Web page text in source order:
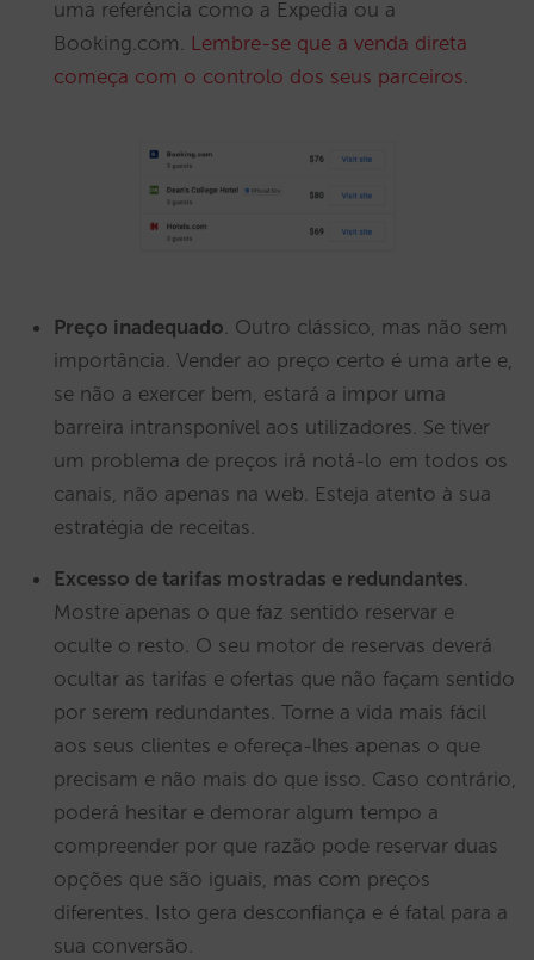
uma referência como a Expedia ou a
Booking.com. Lembre-se que a venda direta
começa com o controlo dos seus parceiros
Preço inadequado. Outro clássico, mas não sem
importância. Vender ao preço certo é uma arte e,
se não a exercer bem, estará a impor uma
barreira intransponível aos utilizadores. Se tiver
um problema de preços irá notá-lo em todos os
canais, não apenas na web. Esteja atento à sua
estratégia de receitas.
Excesso de tarifas mostradas e redundantes.
Mostre apenas o que faz sentido reservar e
oculte o resto. O seu motor de reservas deverá
ocultar as tarifas e ofertas que não façam sentido
por serem redundantes. Torne a vida mais fácil
aos seus clientes e ofereça-lhes apenas o que
precisam e não mais do que isso. Caso contrário,
poderá hesitar e demorar algum tempo a
compreender por que razão pode reservar duas
opções que são iguais, mas com preços
diferentes. Isto gera desconfiança e é fatal para a
sua conversão.